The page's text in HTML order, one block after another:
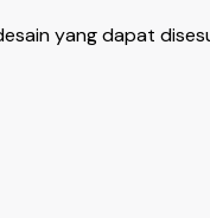
yang dapat